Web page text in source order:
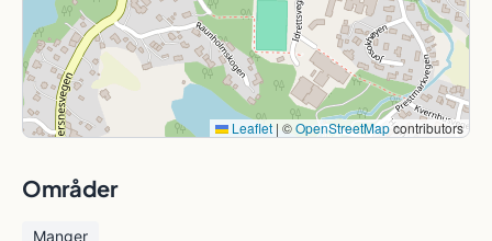
Leaflet | ©OpenStreetMapcontributors
Områder
Manger